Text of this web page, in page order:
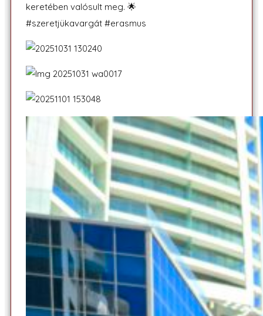
keretében valósult meg. 🌟
#szeretjükavargát #erasmus